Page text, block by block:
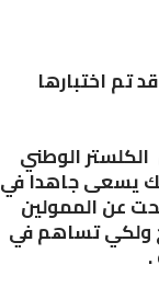
اختبارها
الوطني
جاهدا في
عن الممولين
ولكي تساهم في